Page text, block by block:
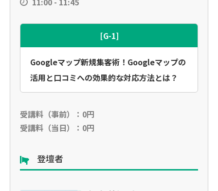
[G-1]
Googleマップ新規集客術！Googleマップの
活用と口コミへの効果的な対応方法とは？
受講料（事前）：0円
受講料（当日）：0円
登壇者